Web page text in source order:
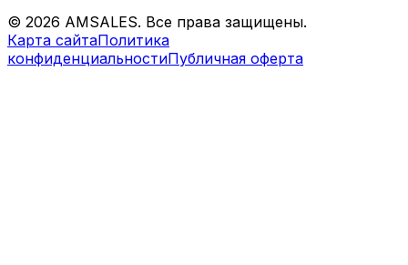
© 2026 AMSALES. Все права защищены.
Карта сайтаПолитика
конфиденциальностиПубличная оферта